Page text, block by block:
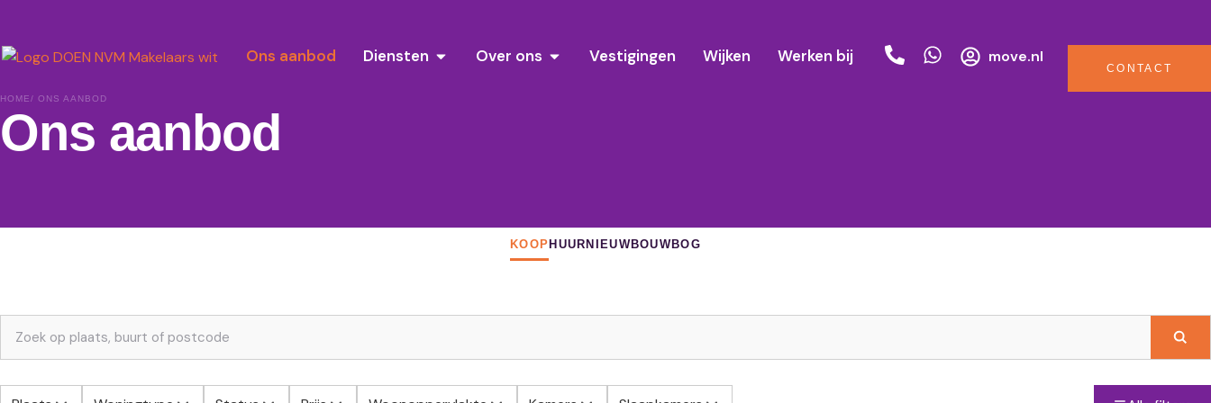
Ons aanbod Diensten Over ons Vestigingen Wijken Werken bij move.nl
CONTACT
HOME/ ONS AANBOD
Ons aanbod
KOOP HUUR NIEUWBOUWBOG